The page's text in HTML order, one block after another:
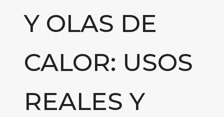
Y OLAS DE
CALOR: USOS
REALES Y